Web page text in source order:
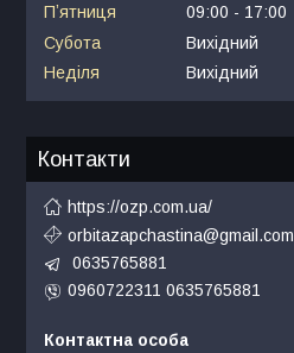
Пʼятниця
09:00
17:00
Субота
Вихідний
Неділя
Вихідний
Контакти
https://ozp.com.ua/
orbitazapchastina@gmail.com
0635765881
0960722311 0635765881